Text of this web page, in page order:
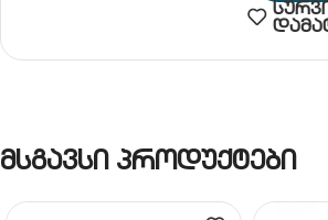
მსგავსი პროდუქტები